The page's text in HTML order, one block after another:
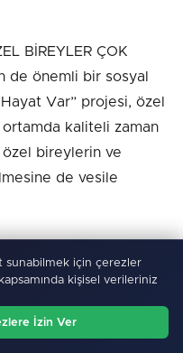
BİREYLER ÇOK
de önemli bir sosyal
Var” projesi, özel
kaliteli zaman
özel bireylerin ve
de vesile
programlar
sosyal becerilerini
sunabilmek için çerezler
kişisel verileriniz
İzin Ver
Ara Menü